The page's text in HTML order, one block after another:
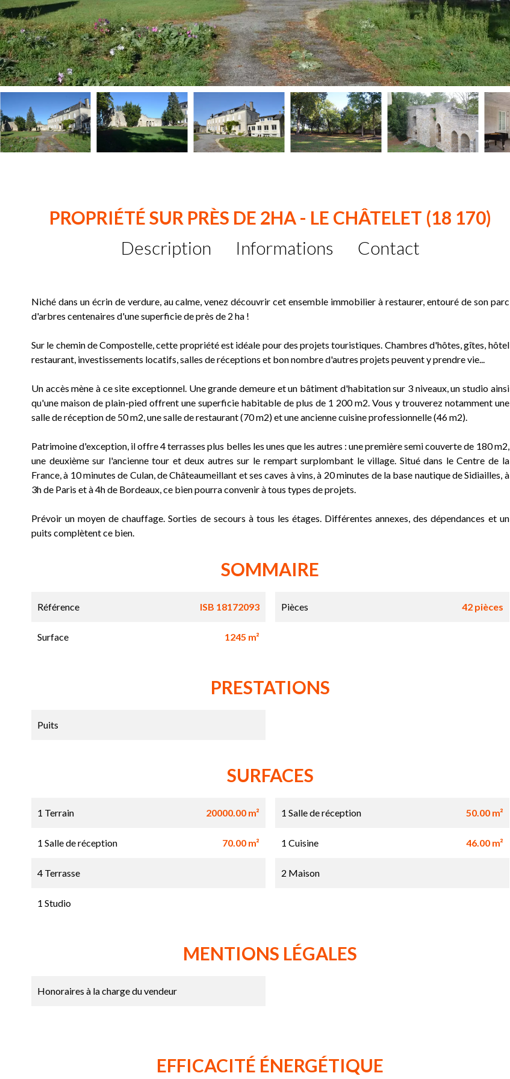
PROPRIÉTÉ SUR PRÈS DE 2HA - LE CHÂTELET (18 170)
Description
Informations Contact
Niché dans un écrin de verdure, au calme, venez découvrir cet ensemble immobilier à restaurer, entouré de son parc
d'arbres centenaires d'une superficie de près de 2 ha !
Sur le chemin de Compostelle, cette propriété est idéale pour des projets touristiques. Chambres d'hôtes, gîtes, hôtel
restaurant, investissements locatifs, salles de réceptions et bon nombre d'autres projets peuvent y prendre vie...
Un accès mène à ce site exceptionnel. Une grande demeure et un bâtiment d'habitation sur 3 niveaux, un studio ainsi
qu'une maison de plain-pied offrent une superficie habitable de plus de 1 200 m2. Vous y trouverez notamment une
salle de réception de 50 m2, une salle de restaurant (70 m2) et une ancienne cuisine professionnelle (46 m2).
Patrimoine d'exception, il offre 4 terrasses plus belles les unes que les autres : une première semi couverte de 180 m2,
une deuxième sur l'ancienne tour et deux autres sur le rempart surplombant le village. Situé dans le Centre de la
France, à 10 minutes de Culan, de Châteaumeillant et ses caves à vins, à 20 minutes de la base nautique de Sidiailles, à
3h de Paris et à 4h de Bordeaux, ce bien pourra convenir à tous types de projets.
Prévoir un moyen de chauffage. Sorties de secours à tous les étages. Différentes annexes, des dépendances et un
puits complètent ce bien.
SOMMAIRE
Référence ISB 18172093 Pièces 42 pièces
Surface 1245 m²
PRESTATIONS
Puits
SURFACES
1 Terrain 20000.00 m² 1 Salle de réception 50.00 m²
1 Salle de réception 70.00 m² 1 Cuisine 46.00 m²
4 Terrasse 2 Maison
1 Studio
MENTIONS LÉGALES
Honoraires à la charge du vendeur
EFFICACITÉ ÉNERGÉTIQUE